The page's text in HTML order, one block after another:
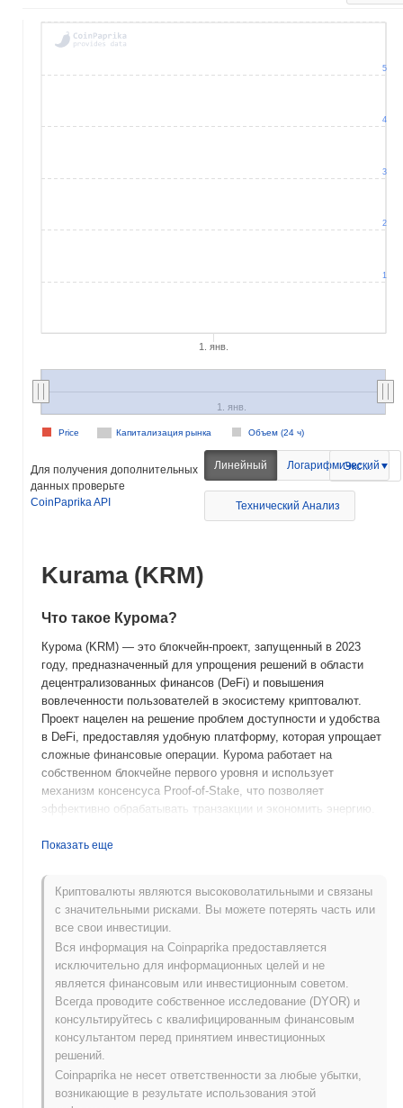
1. янв.
Капитализация рынка Объем (24 ч)
Price
1. янв.
1
2
3
4
5
Для получения дополнительных
данных проверьте
CoinPaprika API
Линейный Логарифмический
Экспорт
Технический Анализ
Kurama (KRM)
Что такое Курома?
Курома (KRM) — это блокчейн-проект, запущенный в 2023
году, предназначенный для упрощения решений в области
децентрализованных финансов (DeFi) и повышения
вовлеченности пользователей в экосистему криптовалют.
Проект нацелен на решение проблем доступности и удобства
в DeFi, предоставляя удобную платформу, которая упрощает
сложные финансовые операции. Курома работает на
собственном блокчейне первого уровня и использует
механизм консенсуса Proof-of-Stake, что позволяет
эффективно обрабатывать транзакции и экономить энергию.
экосистеме, включая оплату транзакционных сборов,
держателям влиять на развитие платформы и процессы
принятия решений. Курома выделяется своим акцентом на
инициативы, ориентированные на сообщество, и
образовательные ресурсы, что позиционирует его как
значимого игрока в пространстве DeFi. Приоритизируя
пользовательский опыт и доступность, Курома стремится
привлечь более широкую аудиторию в мир
децентрализованных финансов, что делает его заметным
проектом в развивающемся ландшафте криптовалют.
Когда и как началась Курома?
Курома возникла в марте 2021 года, когда ее основная
команда выпустила белую книгу, описывающую видение
Показать еще
Криптовалюты являются высоковолатильными и связаны
с значительными рисками. Вы можете потерять часть или
все свои инвестиции.
Вся информация на Coinpaprika предоставляется
исключительно для информационных целей и не
является финансовым или инвестиционным советом.
Всегда проводите собственное исследование (DYOR) и
консультируйтесь с квалифицированным финансовым
консультантом перед принятием инвестиционных
решений.
Coinpaprika не несет ответственности за любые убытки,
возникающие в результате использования этой